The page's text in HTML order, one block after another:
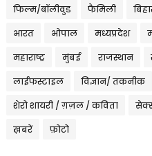
फिल्म/बॉलीवुड फैमिली
भारत भोपाल मध्यप्रदेश
महाराष्ट्र मुंबई राजस्थान
लाईफस्टाइल विज्ञान/ तकनीक
शेरो शायरी / ग़ज़ल / कविता
ख़बरें फ़ोटो